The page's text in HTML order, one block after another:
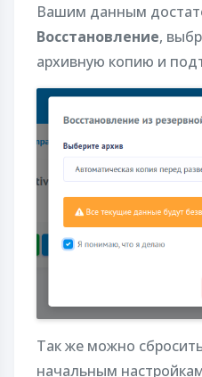
Вашим данным
Восстановление,
архивную копию и
Так же можно
начальным